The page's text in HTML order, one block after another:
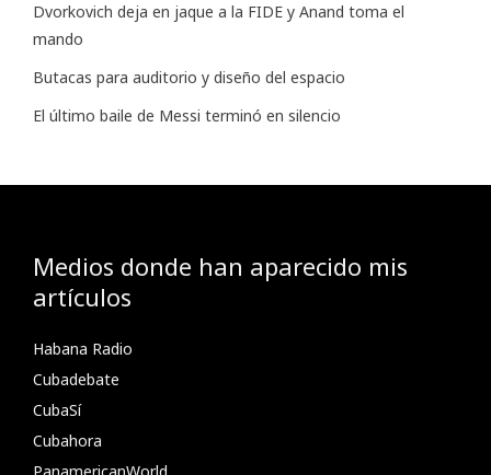
Dvorkovich deja en jaque a la FIDE y Anand toma el
mando
Butacas para auditorio y diseño del espacio
El último baile de Messi terminó en silencio
Medios donde han aparecido mis
artículos
Habana Radio
Cubadebate
CubaSí
Cubahora